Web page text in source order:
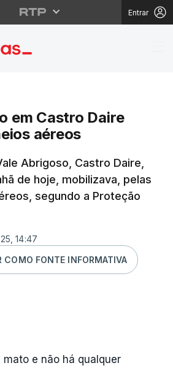
Entrar
mato em
em Castro Daire
aéreos
Abrigoso, Castro Daire,
de hoje, mobilizava, pelas
segundo a Proteção
14:47
COMO FONTE INFORMATIVA
mato e não há qualquer